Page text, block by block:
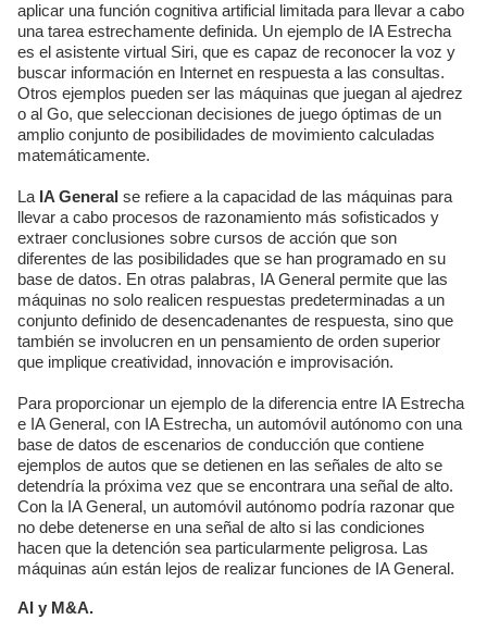
aplicar una función cognitiva artificial limitada para llevar a cabo
una tarea estrechamente definida. Un ejemplo de IA Estrecha
es el asistente virtual Siri, que es capaz de reconocer la voz y
buscar información en Internet en respuesta a las consultas.
Otros ejemplos pueden ser las máquinas que juegan al ajedrez
o al Go, que seleccionan decisiones de juego óptimas de un
amplio conjunto de posibilidades de movimiento calculadas
matemáticamente.
La IA General se refiere a la capacidad de las máquinas para
llevar a cabo procesos de razonamiento más sofisticados y
extraer conclusiones sobre cursos de acción que son
diferentes de las posibilidades que se han programado en su
base de datos. En otras palabras, IA General permite que las
máquinas no solo realicen respuestas predeterminadas a un
conjunto definido de desencadenantes de respuesta, sino que
también se involucren en un pensamiento de orden superior
que implique creatividad, innovación e improvisación.
Para proporcionar un ejemplo de la diferencia entre IA Estrecha
e IA General, con IA Estrecha, un automóvil autónomo con una
base de datos de escenarios de conducción que contiene
ejemplos de autos que se detienen en las señales de alto se
detendría la próxima vez que se encontrara una señal de alto.
Con la IA General, un automóvil autónomo podría razonar que
no debe detenerse en una señal de alto si las condiciones
hacen que la detención sea particularmente peligrosa. Las
máquinas aún están lejos de realizar funciones de IA General.
AI y M&A.